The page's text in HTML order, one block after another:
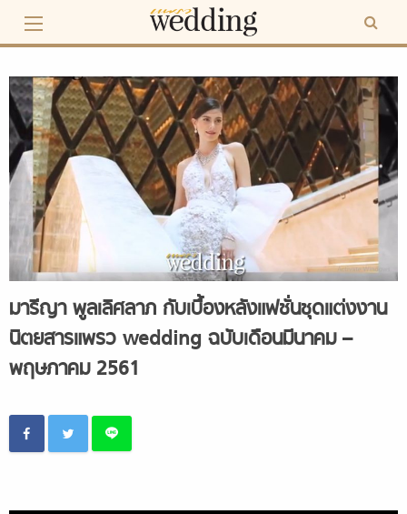
content
มารีญา พูลเลิศลาภ กับเบื้องหลังแฟชั่นชุดแต่งงาน
นิตยสารแพรว wedding ฉบับเดือนมีนาคม –
พฤษภาคม 2561